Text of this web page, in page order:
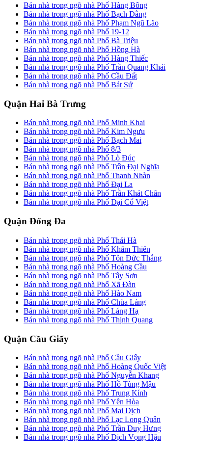
Bán nhà trong ngõ nhà Phố Hàng Bông
Bán nhà trong ngõ nhà Phố Bạch Đằng
Bán nhà trong ngõ nhà Phố Phạm Ngũ Lão
Bán nhà trong ngõ nhà Phố 19-12
Bán nhà trong ngõ nhà Phố Bà Triệu
Bán nhà trong ngõ nhà Phố Hồng Hà
Bán nhà trong ngõ nhà Phố Hàng Thiếc
Bán nhà trong ngõ nhà Phố Trần Quang Khải
Bán nhà trong ngõ nhà Phố Cầu Đất
Bán nhà trong ngõ nhà Phố Bát Sứ
Quận Hai Bà Trưng
Bán nhà trong ngõ nhà Phố Minh Khai
Bán nhà trong ngõ nhà Phố Kim Ngưu
Bán nhà trong ngõ nhà Phố Bạch Mai
Bán nhà trong ngõ nhà Phố 8/3
Bán nhà trong ngõ nhà Phố Lò Đúc
Bán nhà trong ngõ nhà Phố Trần Đại Nghĩa
Bán nhà trong ngõ nhà Phố Thanh Nhàn
Bán nhà trong ngõ nhà Phố Đại La
Bán nhà trong ngõ nhà Phố Trần Khát Chân
Bán nhà trong ngõ nhà Phố Đại Cổ Việt
Quận Đống Đa
Bán nhà trong ngõ nhà Phố Thái Hà
Bán nhà trong ngõ nhà Phố Khâm Thiên
Bán nhà trong ngõ nhà Phố Tôn Đức Thắng
Bán nhà trong ngõ nhà Phố Hoàng Cầu
Bán nhà trong ngõ nhà Phố Tây Sơn
Bán nhà trong ngõ nhà Phố Xã Đàn
Bán nhà trong ngõ nhà Phố Hào Nam
Bán nhà trong ngõ nhà Phố Chùa Láng
Bán nhà trong ngõ nhà Phố Láng Hạ
Bán nhà trong ngõ nhà Phố Thịnh Quang
Quận Cầu Giấy
Bán nhà trong ngõ nhà Phố Cầu Giấy
Bán nhà trong ngõ nhà Phố Hoàng Quốc Việt
Bán nhà trong ngõ nhà Phố Nguyễn Khang
Bán nhà trong ngõ nhà Phố Hồ Tùng Mậu
Bán nhà trong ngõ nhà Phố Trung Kính
Bán nhà trong ngõ nhà Phố Yên Hòa
Bán nhà trong ngõ nhà Phố Mai Dịch
Bán nhà trong ngõ nhà Phố Lạc Long Quân
Bán nhà trong ngõ nhà Phố Trần Duy Hưng
Bán nhà trong ngõ nhà Phố Dịch Vọng Hậu